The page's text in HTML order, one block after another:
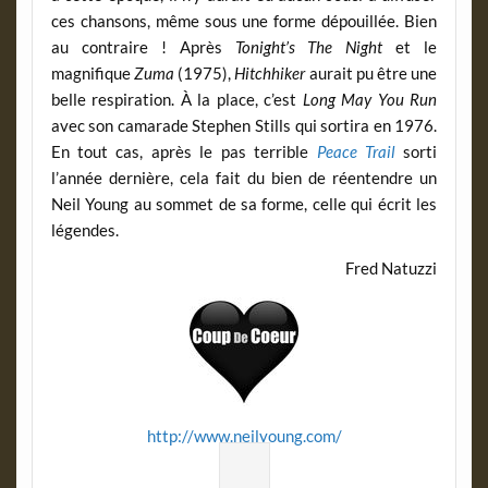
ces chansons, même sous une forme dépouillée. Bien
au contraire ! Après Tonight’s The Nightet le
magnifiqueZuma (1975), Hitchhikeraurait pu être une
belle respiration. À la place, c’est Long May You Run
avec son camarade Stephen Stills qui sortira en 1976.
En tout cas, après le pas terrible Peace Trail sorti
l’année dernière, cela fait du bien de réentendre un
Neil Young au sommet de sa forme, celle qui écrit les
légendes.
Fred Natuzzi
http://www.neilyoung.com/